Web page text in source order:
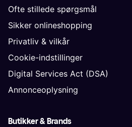
Ofte stillede spørgsmål
Sikker onlineshopping
Privatliv & vilkår
Cookie-indstillinger
Digital Services Act (DSA)
Annonceoplysning
Butikker & Brands